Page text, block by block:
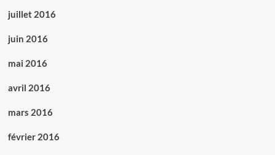
juillet 2016
juin 2016
mai 2016
avril 2016
mars 2016
février 2016